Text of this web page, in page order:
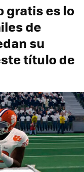
gratis es lo
de
su
título de